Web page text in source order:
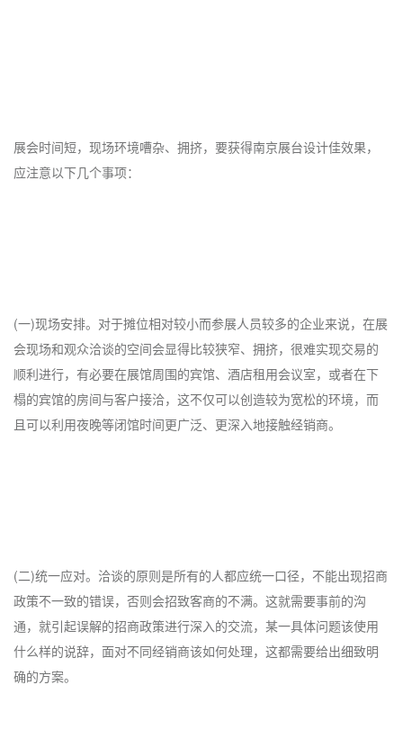
展会时间短，现场环境嘈杂、拥挤，要获得南京展台设计佳效果，
应注意以下几个事项：
(一)现场安排。对于摊位相对较小而参展人员较多的企业来说，在展
会现场和观众洽谈的空间会显得比较狭窄、拥挤，很难实现交易的
顺利进行，有必要在展馆周围的宾馆、酒店租用会议室，或者在下
榻的宾馆的房间与客户接洽，这不仅可以创造较为宽松的环境，而
且可以利用夜晚等闭馆时间更广泛、更深入地接触经销商。
(二)统一应对。洽谈的原则是所有的人都应统一口径，不能出现招商
政策不一致的错误，否则会招致客商的不满。这就需要事前的沟
通，就引起误解的招商政策进行深入的交流，某一具体问题该使用
什么样的说辞，面对不同经销商该如何处理，这都需要给出细致明
确的方案。